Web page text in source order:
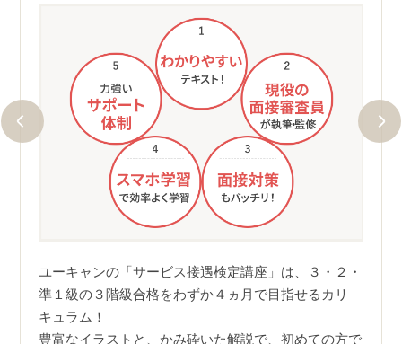
ユーキャンの「サービス接遇検定講座」は、３・２・
準１級の３階級合格をわずか４ヵ月で目指せるカリ
キュラム！
豊富なイラストと、かみ砕いた解説で、初めての方で